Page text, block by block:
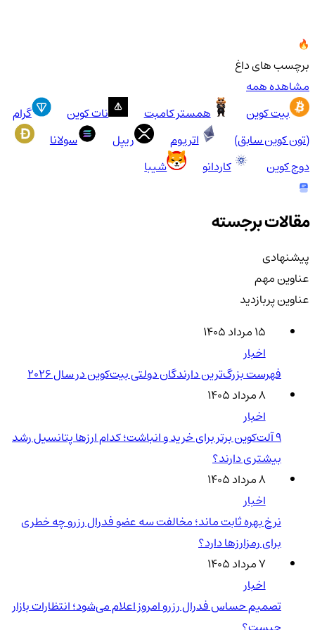
برچسب های داغ
مشاهده همه
بیت کوین
همستر کامبت نات کوین
گرام
(تون کوین سابق)
اتریوم ریپل
سولانا
دوج کوین
کاردانو شیبا
مقالات برجسته
پیشنهادی
عناوین مهم
عناوین پربازدید
۱۵ مرداد ۱۴۰۵
اخبار
فهرست بزرگ‌ترین دارندگان دولتی بیت‌کوین در سال 2026
۸ مرداد ۱۴۰۵
اخبار
۹ آلت‌کوین برتر برای خرید و انباشت؛ کدام ارزها پتانسیل رشد
بیشتری دارند؟
۸ مرداد ۱۴۰۵
اخبار
نرخ بهره ثابت ماند؛ مخالفت سه عضو فدرال رزرو چه خطری
برای رمزارزها دارد؟
۷ مرداد ۱۴۰۵
اخبار
تصمیم حساس فدرال رزرو امروز اعلام می‌شود؛ انتظارات بازار